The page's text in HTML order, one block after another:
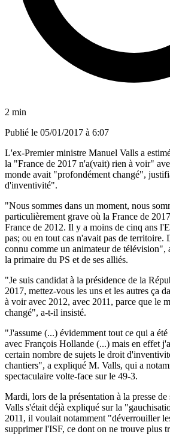
2 min
Publié le 05/01/2017 à 6:07
L'ex-Premier ministre Manuel Valls a
la "France de 2017 n'a(vait) rien à voir"
monde avait "profondément changé",
d'inventivité".
"Nous sommes dans un moment, nous
particulièrement grave où la France de
France de 2012. Il y a moins de cinq ans
pas; ou en tout cas n'avait pas de territoire.
connu comme un animateur de télévision",
la primaire du PS et de ses alliés.
"Je suis candidat à la présidence de la
2017, mettez-vous les uns et les autres ça
à voir avec 2012, avec 2011, parce que le
changé", a-t-il insisté.
"J'assume (...) évidemment tout ce qui a
avec François Hollande (...) mais en effet
certain nombre de sujets le droit
chantiers", a expliqué M. Valls, qui a
spectaculaire volte-face sur le 49-3.
Mardi, lors de la présentation à la presse
Valls s'était déjà expliqué sur la
2011, il voulait notamment "déverrouiller
supprimer l'ISF, ce dont on ne trouve plus